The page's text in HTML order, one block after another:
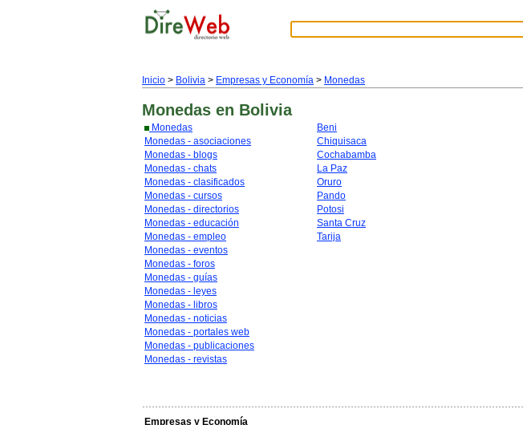
Inicio > Bolivia > Empresas y Economía > Monedas
Monedas en Bolivia
Monedas
Monedas - asociaciones
Monedas - blogs
Monedas - chats
Monedas - clasificados
Monedas - cursos
Monedas - directorios
Monedas - educación
Monedas - empleo
Monedas - eventos
Monedas - foros
Monedas - guías
Monedas - leyes
Monedas - libros
Monedas - noticias
Monedas - portales web
Monedas - publicaciones
Monedas - revistas
Beni
Chiquisaca
Cochabamba
La Paz
Oruro
Pando
Potosi
Santa Cruz
Tarija
Empresas y Economía